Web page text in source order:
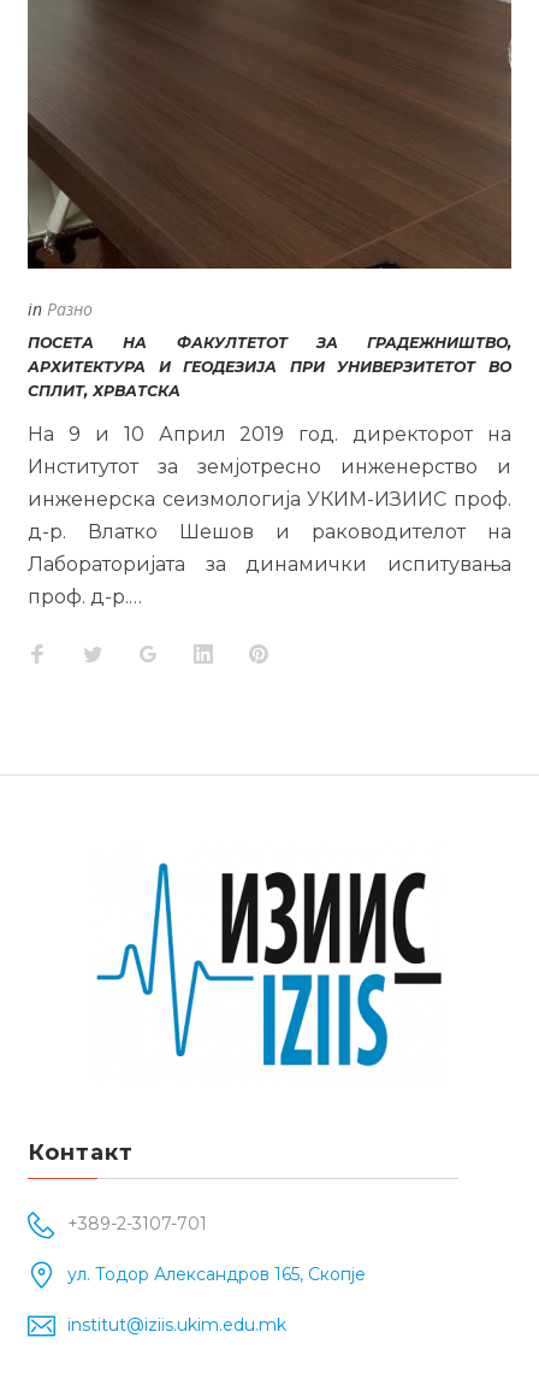
in Разно
ПОСЕТА НА ФАКУЛТЕТОТ ЗА ГРАДЕЖНИШТВО,
АРХИТЕКТУРА И ГЕОДЕЗИЈА ПРИ УНИВЕРЗИТЕТОТ ВО
СПЛИТ, ХРВАТСКА
На 9 и 10 Април 2019 год. директорот на
Институтот за земјотресно инженерство и
инженерска сеизмологија УКИМ-ИЗИИС проф.
д-р. Влатко Шешов и раководителот на
Лабораторијата за динамички испитувања
проф. д-р.…
Facebook
TwitterGoogle+LinkedInPinterest
Контакт
+389-2-3107-701
ул. Тодор Александров 165, Скопје
institut@iziis.ukim.edu.mk